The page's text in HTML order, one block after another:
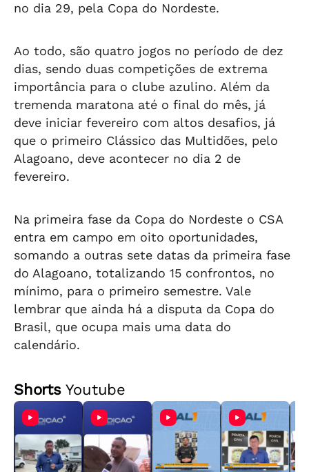
no dia 29, pela Copa do Nordeste.
Ao todo, são quatro jogos no período de dez
dias, sendo duas competições de extrema
importância para o clube azulino. Além da
tremenda maratona até o final do mês, já
deve iniciar fevereiro com altos desafios, já
que o primeiro Clássico das Multidões, pelo
Alagoano, deve acontecer no dia 2 de
fevereiro.
Na primeira fase da Copa do Nordeste o CSA
entra em campo em oito oportunidades,
somando a outras sete datas da primeira fase
do Alagoano, totalizando 15 confrontos, no
mínimo, para o primeiro semestre. Vale
lembrar que ainda há a disputa da Copa do
Brasil, que ocupa mais uma data do
calendário.
ShortsYoutube